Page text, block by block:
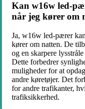
Kan w16w led-
når jeg kører om
Ja, w16w led-pærer
kører om natten. De
og en skarpere
Dette forbedrer
muligheder for at
andre køretøjer. Det
for andre trafikanter,
trafiksikkerhed.